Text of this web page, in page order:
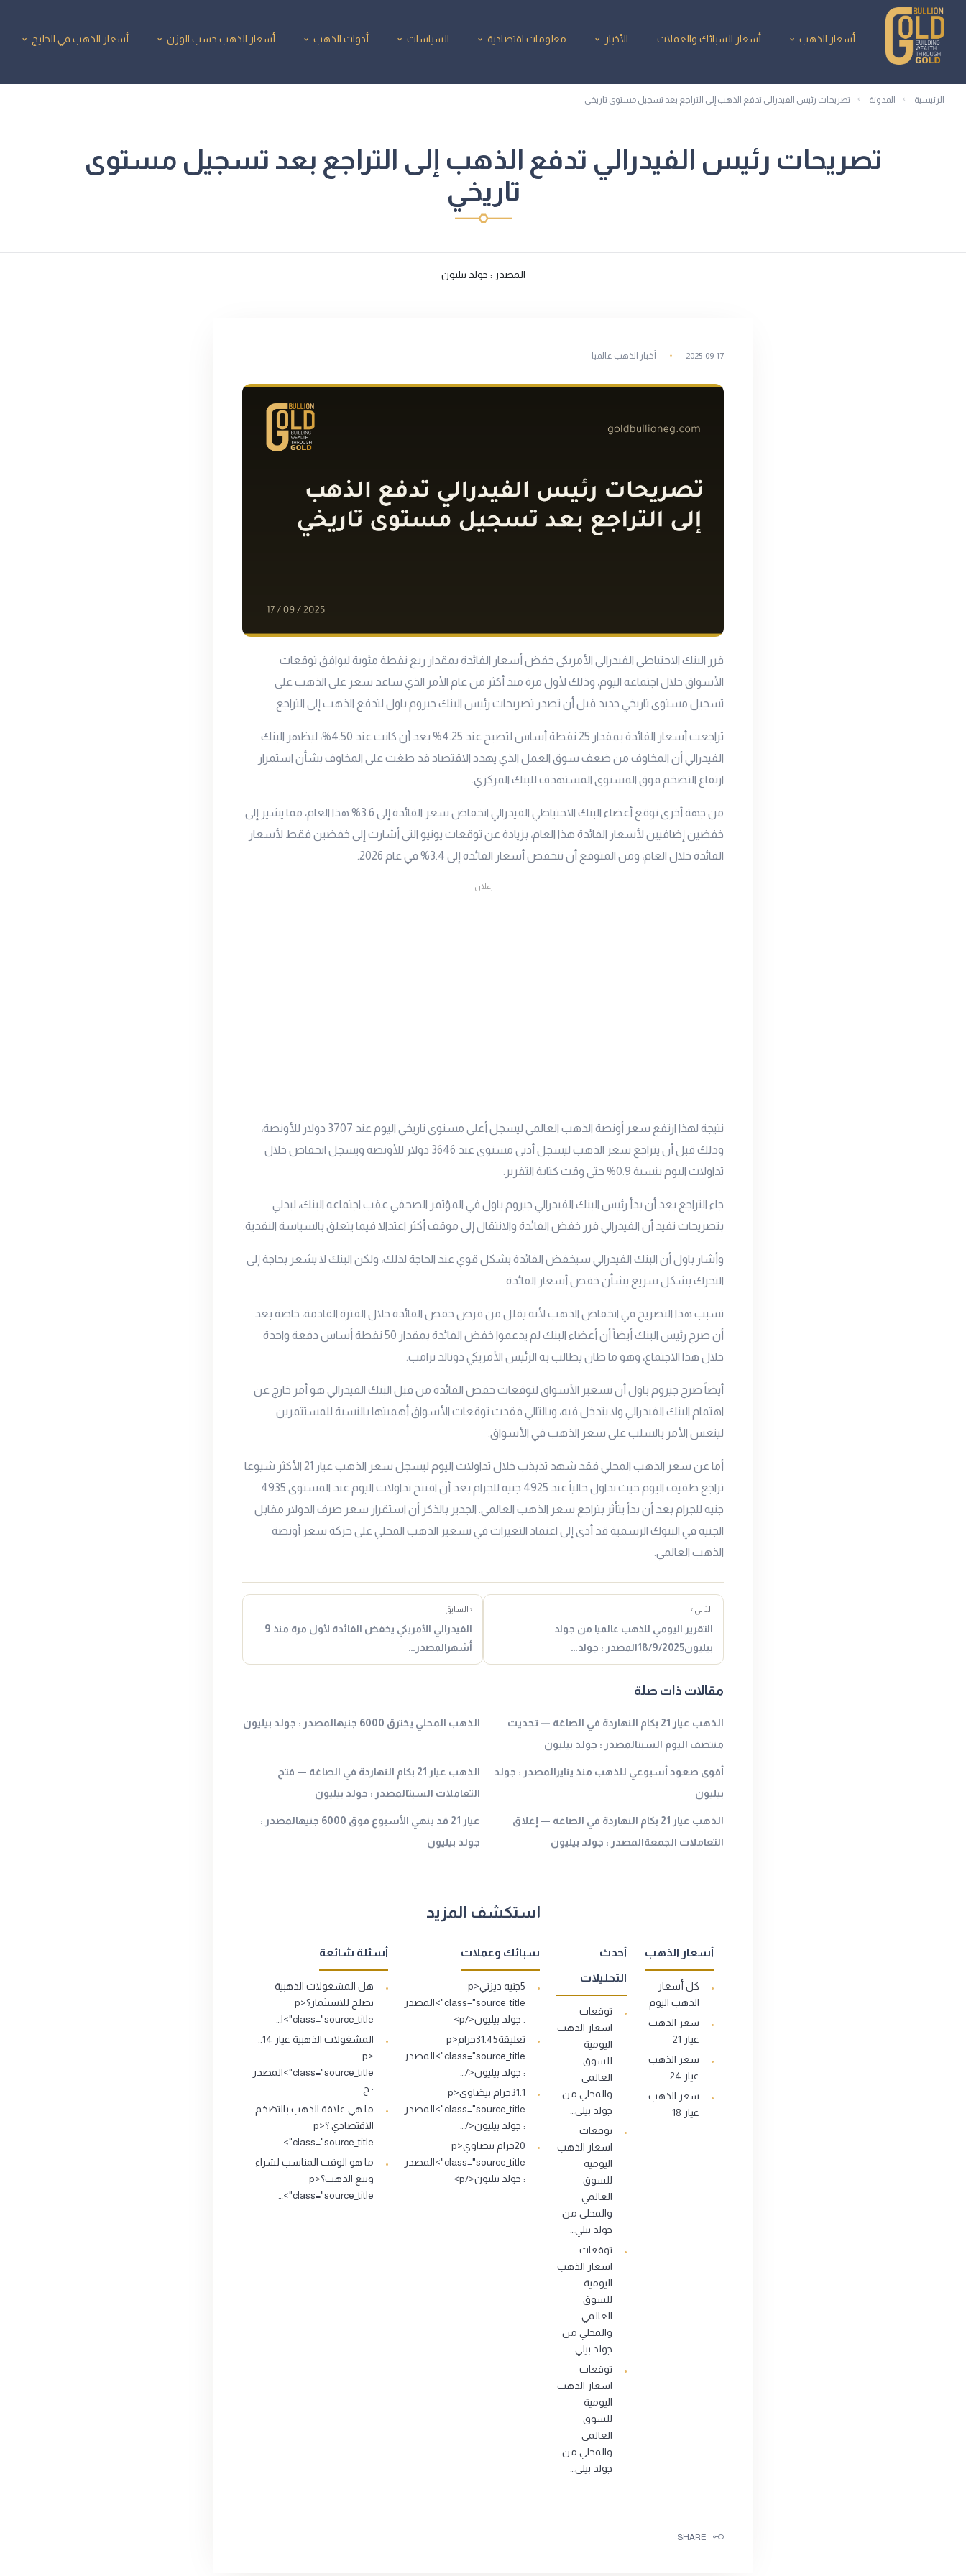
أسعار الذهب أسعار السبائك والعملات الأخبار معلومات اقتصادية السياسات أدوات الذهب أسعار الذهب حسب الوزن أسعار الذهب في الخليج
الرئيسية المدونة تصريحات رئيس الفيدرالي تدفع الذهب إلى التراجع بعد تسجيل مستوى تاريخي
تصريحات رئيس الفيدرالي تدفع الذهب إلى التراجع بعد تسجيل مستوى
تاريخي
المصدر : جولد بيليون
2025-09-17 أخبار الذهب عالميا
قرر البنك الاحتياطي الفيدرالي الأمريكي خفض أسعار الفائدة بمقدار ربع نقطة مئوية ليوافق توقعات
الأسواق خلال اجتماعه اليوم، وذلك لأول مرة منذ أكثر من عام الأمر الذي ساعد سعر على الذهب على
تسجيل مستوى تاريخي جديد قبل أن تصدر تصريحات رئيس البنك جيروم باول لتدفع الذهب إلى التراجع.
تراجعت أسعار الفائدة بمقدار 25 نقطة أساس لتصبح عند 4.25% بعد أن كانت عند 4.50%، ليظهر البنك
الفيدرالي أن المخاوف من ضعف سوق العمل الذي يهدد الاقتصاد قد طغت على المخاوف بشأن استمرار
ارتفاع التضخم فوق المستوى المستهدف للبنك المركزي.
من جهة أخرى توقع أعضاء البنك الاحتياطي الفيدرالي انخفاض سعر الفائدة إلى 3.6% هذا العام، مما يشير إلى
خفضين إضافيين لأسعار الفائدة هذا العام، بزيادة عن توقعات يونيو التي أشارت إلى خفضين فقط لأسعار
الفائدة خلال العام، ومن المتوقع أن تنخفض أسعار الفائدة إلى 3.4% في عام 2026.
إعلان
نتيجة لهذا ارتفع سعر أونصة الذهب العالمي ليسجل أعلى مستوى تاريخي اليوم عند 3707 دولار للأونصة،
وذلك قبل أن يتراجع سعر الذهب ليسجل أدنى مستوى عند 3646 دولار للأونصة ويسجل انخفاض خلال
تداولات اليوم بنسبة 0.9% حتى وقت كتابة التقرير.
جاء التراجع بعد أن بدأ رئيس البنك الفيدرالي جيروم باول في المؤتمر الصحفي عقب اجتماعه البنك، ليدلي
بتصريحات تفيد أن الفيدرالي قرر خفض الفائدة والانتقال إلى موقف أكثر اعتدالا فيما يتعلق بالسياسة النقدية.
وأشار باول أن البنك الفيدرالي سيخفض الفائدة بشكل قوي عند الحاجة لذلك، ولكن البنك لا يشعر بحاجة إلى
التحرك بشكل سريع بشأن خفض أسعار الفائدة.
تسبب هذا التصريح في انخفاض الذهب لأنه يقلل من فرص خفض الفائدة خلال الفترة القادمة، خاصة بعد
أن صرح رئيس البنك أيضاً أن أعضاء البنك لم يدعموا خفض الفائدة بمقدار 50 نقطة أساس دفعة واحدة
خلال هذا الاجتماع، وهو ما طان يطالب به الرئيس الأمريكي دونالد ترامب.
أيضاً صرح جيروم باول أن تسعير الأسواق لتوقعات خفض الفائدة من قبل البنك الفيدرالي هو أمر خارج عن
اهتمام البنك الفيدرالي ولا يتدخل فيه، وبالتالي فقدت توقعات الأسواق أهميتها بالنسبة للمستثمرين
لينعس الأمر بالسلب على سعر الذهب في الأسواق.
أما عن سعر الذهب المحلي فقد شهد تذبذب خلال تداولات اليوم ليسجل سعر الذهب عيار 21
الأكثر شيوعا
تراجع طفيف اليوم حيث تداول حالياً عند 4925 جنيه للجرام بعد أن افتتح تداولات اليوم عند المستوى 4935
جنيه للجرام بعد أن بدأ يتأثر بتراجع سعر الذهب العالمي. الجدير بالذكر أن استقرار سعر صرف الدولار مقابل
الجنيه في البنوك الرسمية قد أدى إلى اعتماد التغيرات في تسعير الذهب المحلي على حركة سعر أونصة
الذهب العالمي.
التالي ›
التقرير اليومي للذهب عالميا من جولد
بيليون18/9/2025المصدر : جولد…
‹ السابق
الفيدرالي الأمريكي يخفض الفائدة لأول مرة منذ 9
أشهرالمصدر…
مقالات ذات صلة
الذهب عيار 21 بكام النهاردة في الصاغة — تحديث
منتصف اليوم السبتالمصدر : جولد بيليون
الذهب المحلي يخترق 6000 جنيهالمصدر : جولد بيليون
أقوى صعود أسبوعي للذهب منذ ينايرالمصدر : جولد
بيليون
الذهب عيار 21 بكام النهاردة في الصاغة — فتح
التعاملات السبتالمصدر : جولد بيليون
الذهب عيار 21 بكام النهاردة في الصاغة — إغلاق
التعاملات الجمعةالمصدر : جولد بيليون
عيار 21 قد ينهي الأسبوع فوق 6000 جنيهالمصدر :
جولد بيليون
استكشف المزيد
أسعار الذهب
كل أسعار
الذهب اليوم
سعر الذهب
عيار 21
سعر الذهب
عيار 24
سعر الذهب
عيار 18
أحدث
التحليلات
توقعات
اسعار الذهب
اليومية
للسوق
العالمي
والمحلي من
جولد بيلي…
توقعات
اسعار الذهب
اليومية
للسوق
العالمي
والمحلي من
جولد بيلي…
توقعات
اسعار الذهب
اليومية
للسوق
العالمي
والمحلي من
جولد بيلي…
توقعات
اسعار الذهب
اليومية
للسوق
العالمي
والمحلي من
جولد بيلي…
سبائك وعملات
5جنيه ديزني<p
class="source_title">المصدر
: جولد بيليون</p>
تعليقة31.45جرام<p
class="source_title">المصدر
: جولد بيليون</…
31.1جرام بيضاوي<p
class="source_title">المصدر
: جولد بيليون</…
20جرام بيضاوي<p
class="source_title">المصدر
: جولد بيليون</p>
أسئلة شائعة
هل المشغولات الذهبية
تصلح للاستثمار؟<p
class="source_title">ا…
<p
class="source_title">المصدر
: ج…
ما هي علاقة الذهب بالتضخم
الاقتصادي ؟<p
class="source_title">…
ما هو الوقت المناسب لشراء
وبيع الذهب؟<p
class="source_title">…
SHARE